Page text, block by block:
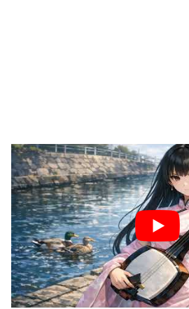
株主優待で食べたランチと、帰り
曲です。
#オリジナル曲 #ヒップホップ #三